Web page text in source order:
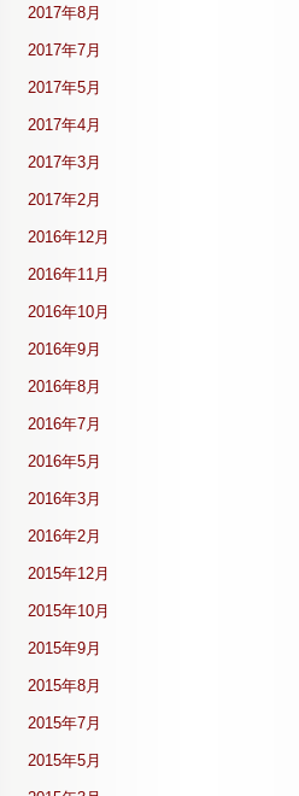
2017年8月
2017年7月
2017年5月
2017年4月
2017年3月
2017年2月
2016年12月
2016年11月
2016年10月
2016年9月
2016年8月
2016年7月
2016年5月
2016年3月
2016年2月
2015年12月
2015年10月
2015年9月
2015年8月
2015年7月
2015年5月